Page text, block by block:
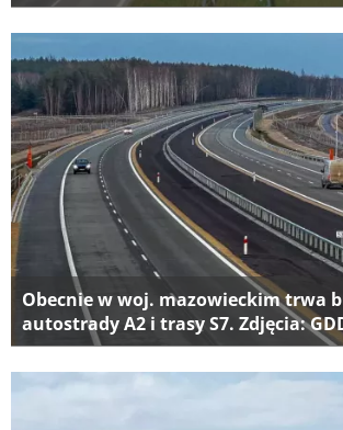
Obecnie w woj. mazowieckim trwa
autostrady A2 i trasy S7. Zdjęcia: